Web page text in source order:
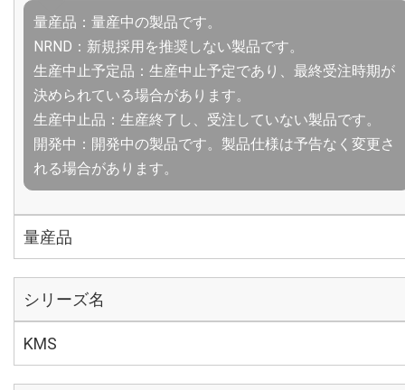
量産品：量産中の製品です。
NRND：新規採用を推奨しない製品です。
生産中止予定品：生産中止予定であり、最終受注時期が
決められている場合があります。
生産中止品：生産終了し、受注していない製品です。
開発中：開発中の製品です。製品仕様は予告なく変更さ
れる場合があります。
量産品
シリーズ名
KMS